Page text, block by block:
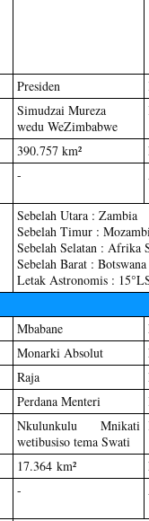
Presiden
Simudzai Mureza
wedu WeZimbabwe
390.757 km²
-
Sebelah Utara : Zambia
Sebelah Timur :
Sebelah Selatan : Afrika
Sebelah Barat : Botswana
Letak Astronomis :
Mbabane
Monarki Absolut
Raja
Perdana Menteri
Nkulunkulu Mnikati
wetibusiso tema Swati
17.364 km²
-